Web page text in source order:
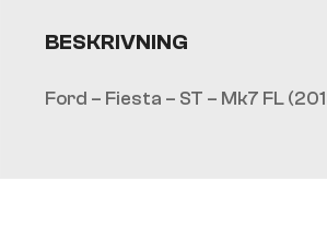
BESKRIVNING
Ford – Fiesta – ST – Mk7 FL